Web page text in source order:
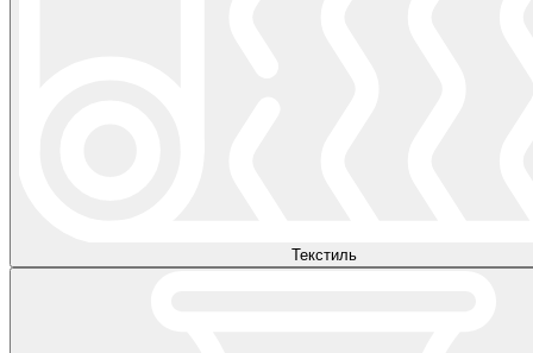
Текстиль